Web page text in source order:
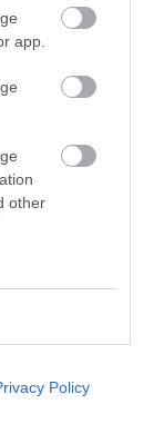
app.
other
Policy
βιολογικών